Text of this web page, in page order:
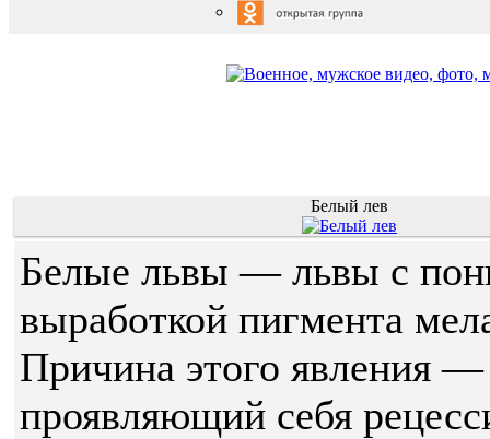
Белый лев
Белые львы — львы с
выработкой пигмента
Причина этого явления —
проявляющий себя